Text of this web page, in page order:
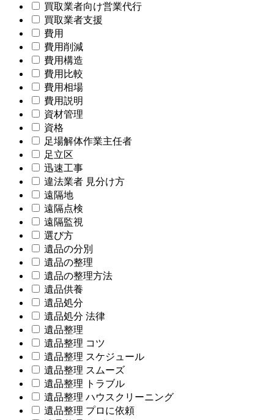
買取業者向け営業代行
買取業者支援
費用
費用削減
費用構造
費用比較
費用相場
費用説明
資材管理
資格
足場解体作業主任者
足立区
迅速工事
違法業者 見分け方
遠隔地
遠隔点検
遠隔監視
選び方
遺品の分別
遺品の整理
遺品の整理方法
遺品供養
遺品処分
遺品処分 法律
遺品整理
遺品整理 コツ
遺品整理 スケジュール
遺品整理 スムーズ
遺品整理 トラブル
遺品整理 ハウスクリーニング
遺品整理 プロに依頼